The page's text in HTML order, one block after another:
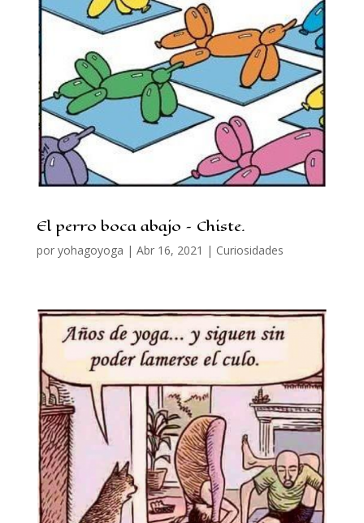
El perro boca abajo – Chiste.
por yohagoyoga | Abr 16, 2021 | Curiosidades